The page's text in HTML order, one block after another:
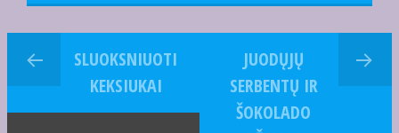
SLUOKSNIUOTI
KEKSIUKAI
JUODŲJŲ
SERBENTŲ IR
ŠOKOLADO